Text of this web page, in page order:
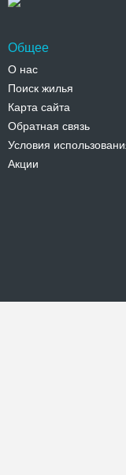
Общее
О нас
Поиск жилья
Карта сайта
Обратная связь
Условия
Акции